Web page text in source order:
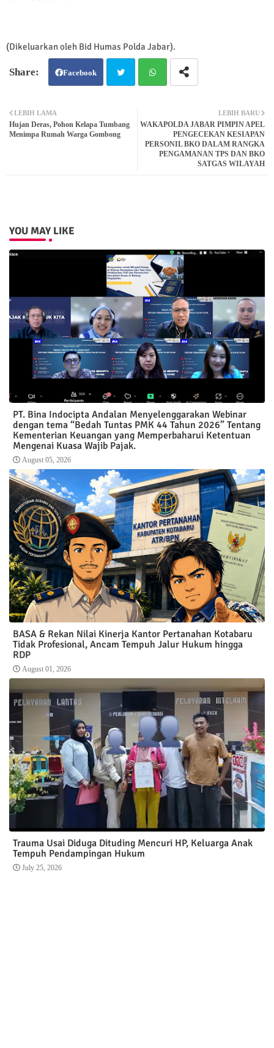
(Dikeluarkan oleh Bid Humas Polda Jabar).
Facebook
ter atsa
LEBIH BARU
WAKAPOLDA JABAR PIMPIN APEL
PENGECEKAN KESIAPAN
PERSONIL BKO DALAM RANGKA
PENGAMANAN TPS DAN BKO
SATGAS WILAYAH
LEBIH LAMA
Hujan Deras, Pohon Kelapa Tumbang
Menimpa Rumah Warga Gombong
YOU MAY LIKE
PT. Bina Indocipta Andalan Menyelenggarakan Webinar
dengan tema “Bedah Tuntas PMK 44 Tahun 2026” Tentang
Kementerian Keuangan yang Memperbaharui Ketentuan
Mengenai Kuasa Wajib Pajak.
August 05, 2026
BASA & Rekan Nilai Kinerja Kantor Pertanahan Kotabaru
Tidak Profesional, Ancam Tempuh Jalur Hukum hingga
RDP
August 01, 2026
Trauma Usai Diduga Dituding Mencuri HP, Keluarga Anak
Tempuh Pendampingan Hukum
July 25, 2026